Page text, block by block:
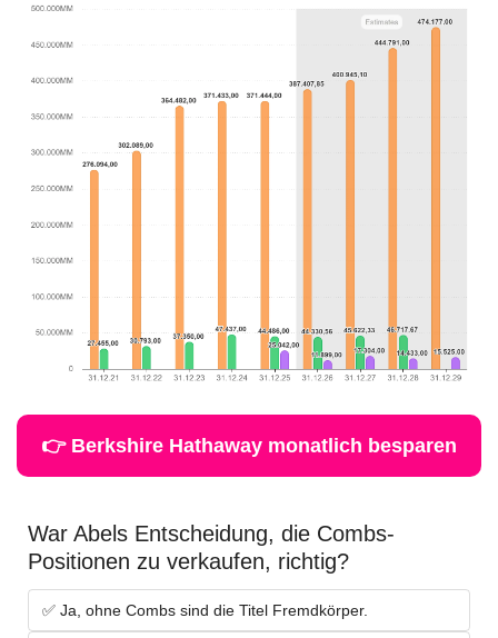
👉 Berkshire Hathaway monatlich besparen
War Abels Entscheidung, die Combs-
Positionen zu verkaufen, richtig?
✅ Ja, ohne Combs sind die Titel Fremdkörper.